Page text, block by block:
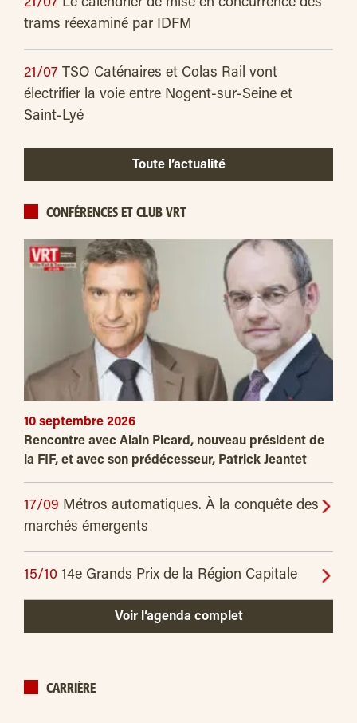
21/07 Le calendrier de mise en concurrence des
trams réexaminé par IDFM
21/07 TSO Caténaires et Colas Rail vont
électrifier la voie entre Nogent-sur-Seine et
Saint-Lyé
Toute l’actualité
CONFÉRENCES ET CLUB VRT
10 septembre 2026
Rencontre avec Alain Picard, nouveau président de
la FIF, et avec son prédécesseur, Patrick Jeantet
17/09 Métros automatiques. À la conquête des
marchés émergents
15/10 14e Grands Prix de la Région Capitale
Voir l’agenda complet
CARRIÈRE